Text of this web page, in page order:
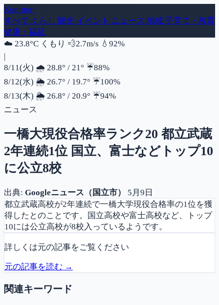
Kunitter
すべて くらし 観光 イベント ニュース 地域 子育て・教育
健康・福祉
☁️ 23.8°C くもり 💨風速
2.7m/s 💧 湿度
92%
|
8/11(火) 🌧️ 28.8° / 21° ☔降水確率
88%
8/12(水) 🌦️ 26.7° / 19.7° ☔降水確率
100%
8/13(木) 🌦️ 26.8° / 20.9° ☔降水確率
94%
ニュース
一橋大現役合格率ランク20 都立武蔵
2年連続1位 国立、富士などトップ10
に公立8校
出典: Googleニュース（国立市）
5月9日
都立武蔵高校が2年連続で一橋大学現役合格率の1位を獲
得したとのことです。国立高校や富士高校など、トップ
10には公立高校が8校入っているようです。
詳しくは元の記事をご覧ください
元の記事を読む →
関連キーワード